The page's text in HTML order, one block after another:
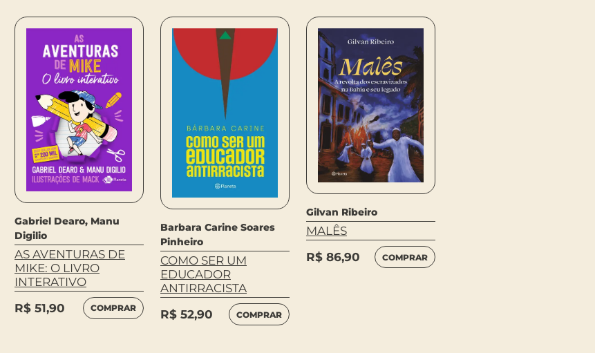
Gabriel Dearo, Manu
Digilio
AS AVENTURAS DE
MIKE: O LIVRO
INTERATIVO
R$ 51,90 COMPRAR
Barbara Carine Soares
Pinheiro
COMO SER UM
EDUCADOR
ANTIRRACISTA
R$ 52,90 COMPRAR
Gilvan Ribeiro
MALÊS
R$ 86,90 COMPRAR